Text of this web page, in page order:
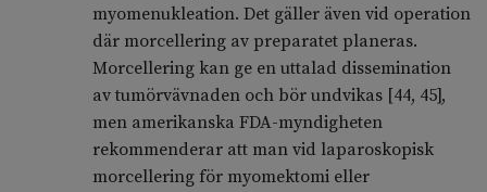
myomenukleation. Det gäller även vid operation
där morcellering av preparatet planeras.
Morcellering kan ge en uttalad dissemination
av tumörvävnaden och bör undvikas [44, 45],
men amerikanska FDA-myndigheten
rekommenderar att man vid laparoskopisk
morcellering för myomektomi eller